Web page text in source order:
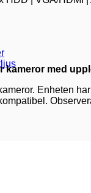
kameror med
Enheten